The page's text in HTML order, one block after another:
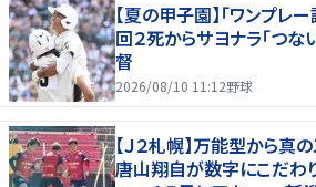
【夏の甲子園】「ワンプレ
回２死からサヨナラ「つ
督
2026/08/10 11:12野球
【Ｊ２札幌】万能型から
唐山翔自が数字にこだわ